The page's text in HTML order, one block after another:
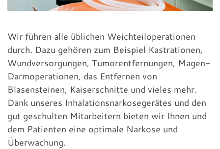
Wir führen alle üblichen Weichteiloperationen
durch. Dazu gehören zum Beispiel Kastrationen,
Wundversorgungen, Tumorentfernungen, Magen-
Darmoperationen, das Entfernen von
Blasensteinen, Kaiserschnitte und vieles mehr.
Dank unseres Inhalationsnarkosegerätes und den
gut geschulten Mitarbeitern bieten wir Ihnen und
dem Patienten eine optimale Narkose und
Überwachung.